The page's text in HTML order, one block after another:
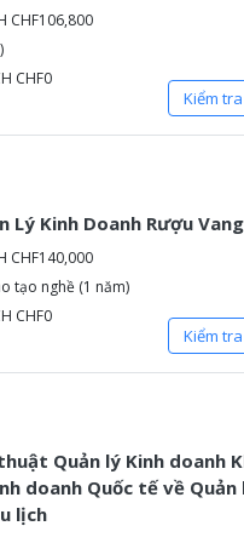
chợ việc làm do Tập đoàn
một năm.
Cesar Ritz?
đã phát triển một khái niệm
viên đến các điểm nóng
khách sạn và du lịch trên
tuyệt vời cho sinh viên trải
sẽ sống và làm việc như
CHF106,800
CHF0
Kiểm
Lý Kinh Doanh Rượu Vang
CHF140,000
tạo nghề (1 năm)
CHF0
Kiểm
Quản lý Kinh doanh
doanh Quốc tế về Quản
lịch